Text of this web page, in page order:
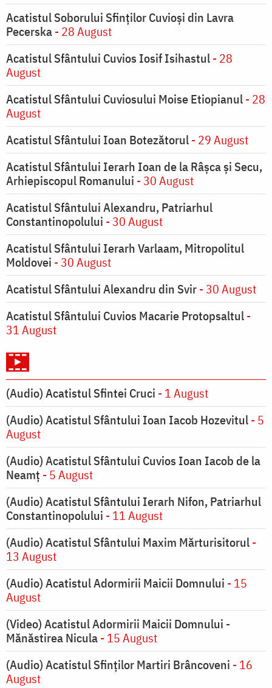
Acatistul Soborului Sfinților Cuvioși din Lavra
Pecerska- 28 August
Acatistul Sfântului Cuvios Iosif Isihastul- 28
August
Acatistul Sfântului Cuviosului Moise Etiopianul- 28
August
Acatistul Sfântului Ioan Botezătorul- 29 August
Acatistul Sfântului Ierarh Ioan de la Râşca şi Secu,
Arhiepiscopul Romanului - 30 August
Acatistul Sfântului Alexandru, Patriarhul
Constantinopolului - 30 August
Acatistul Sfântului Ierarh Varlaam, Mitropolitul
Moldovei - 30 August
Acatistul Sfântului Alexandru din Svir- 30 August
Acatistul Sfântului Cuvios Macarie Protopsaltul-
31 August
(Audio) Acatistul Sfintei Cruci - 1 August
(Audio) Acatistul Sfântului Ioan Iacob Hozevitul- 5
August
(Audio) Acatistul Sfântului Cuvios Ioan Iacob de la
Neamț - 5 August
(Audio) Acatistul Sfântului Ierarh Nifon, Patriarhul
Constantinopolului - 11 August
(Audio) Acatistul Sfântului Maxim Mărturisitorul-
13 August
(Audio) Acatistul Adormirii Maicii Domnului - 15
August
(Video) Acatistul Adormirii Maicii Domnului -
Mănăstirea Nicula- 15 August
(Audio) Acatistul Sfinților Martiri Brâncoveni - 16
August